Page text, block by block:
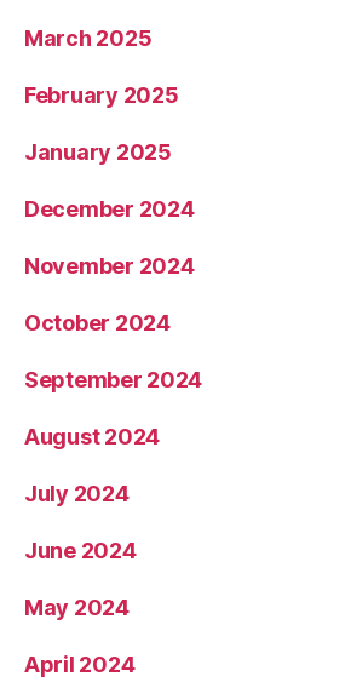
March 2025
February 2025
January 2025
December 2024
November 2024
October 2024
September 2024
August 2024
July 2024
June 2024
May 2024
April 2024